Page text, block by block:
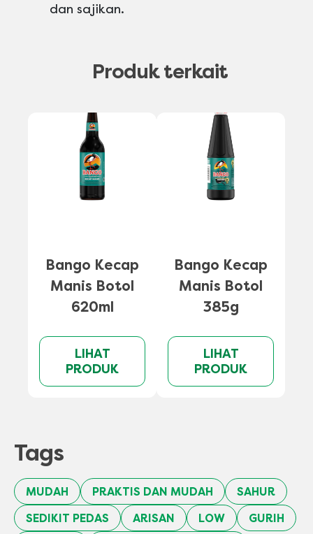
dan sajikan.
Produk terkait
Bango Kecap
Manis Botol
620ml
LIHAT
PRODUK
Bango Kecap
Manis Botol
385g
LIHAT
PRODUK
Tags
MUDAH PRAKTIS DAN MUDAH
SAHUR
SEDIKIT PEDAS
ARISAN LOW
GURIH